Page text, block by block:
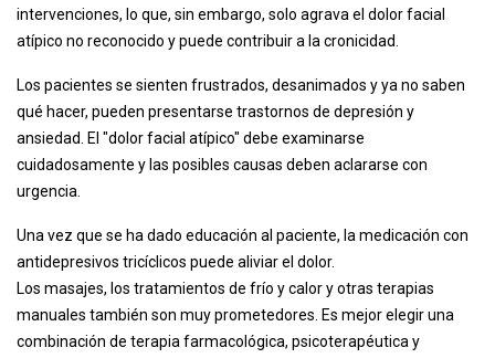
intervenciones, lo que, sin embargo, solo agrava el dolor facial
atípico no reconocido y puede contribuir a la cronicidad.
Los pacientes se sienten frustrados, desanimados y ya no saben
qué hacer, pueden presentarse trastornos de depresión y
ansiedad. El "dolor facial atípico" debe examinarse
cuidadosamente y las posibles causas deben aclararse con
urgencia.
Una vez que se ha dado educación al paciente, la medicación con
antidepresivos tricíclicos puede aliviar el dolor.
Los masajes, los tratamientos de frío y calor y otras terapias
manuales también son muy prometedores. Es mejor elegir una
combinación de terapia farmacológica, psicoterapéutica y